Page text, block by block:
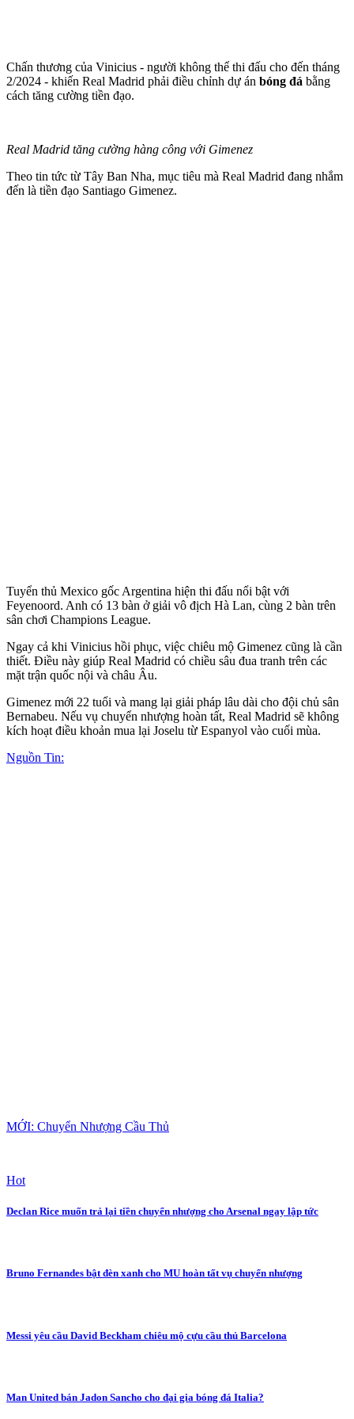
Chấn thương của Vinicius - người không thể thi đấu cho đến tháng
2/2024 - khiến Real Madrid phải điều chỉnh dự án bóng đá bằng
cách tăng cường tiền đạo.
Real Madrid tăng cường hàng công với Gimenez
Theo tin tức từ Tây Ban Nha, mục tiêu mà Real Madrid đang nhắm
đến là tiền đạo Santiago Gimenez.
Tuyển thủ Mexico gốc Argentina hiện thi đấu nổi bật với
Feyenoord. Anh có 13 bàn ở giải vô địch Hà Lan, cùng 2 bàn trên
sân chơi Champions League.
Ngay cả khi Vinicius hồi phục, việc chiêu mộ Gimenez cũng là cần
thiết. Điều này giúp Real Madrid có chiều sâu đua tranh trên các
mặt trận quốc nội và châu Âu.
Gimenez mới 22 tuổi và mang lại giải pháp lâu dài cho đội chủ sân
Bernabeu. Nếu vụ chuyển nhượng hoàn tất, Real Madrid sẽ không
kích hoạt điều khoản mua lại Joselu từ Espanyol vào cuối mùa.
Nguồn Tin:
MỚI: Chuyển Nhượng Cầu Thủ
Hot
Declan Rice muốn trả lại tiền chuyển nhượng cho Arsenal ngay lập tức
Bruno Fernandes bật đèn xanh cho MU hoàn tất vụ chuyển nhượng
Messi yêu cầu David Beckham chiêu mộ cựu cầu thủ Barcelona
Man United bán Jadon Sancho cho đại gia bóng đá Italia?